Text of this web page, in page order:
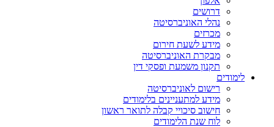
דרושים
נהלי האוניברסיטה
מכרזים
מידע לשעת חירום
מבקרת האוניברסיטה
תקנון משמעת ופסקי דין
לימודים
רישום לאוניברסיטה
מידע למתעניינים בלימודים
חישוב סיכויי קבלה לתואר ראשון
לוח שנת הלימודים